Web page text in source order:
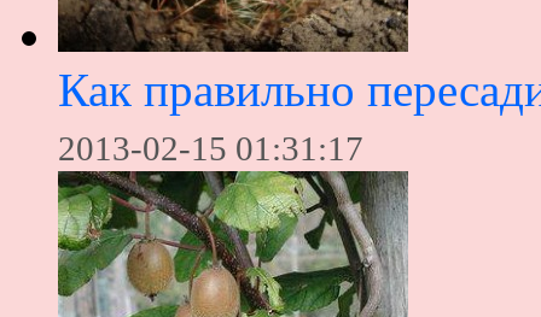
Как правильно
2013-02-15 01:31:17